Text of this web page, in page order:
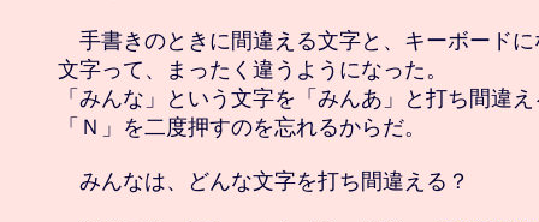
手書きのときに間違える文字と、キーボード
文字って、まったく違うようになった。
「みんな」という文字を「みんあ」と打ち間違
「Ｎ」を二度押すのを忘れるからだ。
みんなは、どんな文字を打ち間違える？